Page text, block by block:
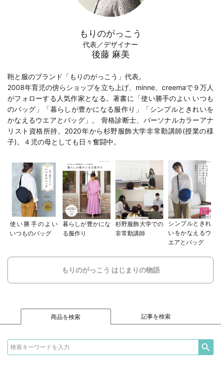
もりのがっこう
代表／デザイナー
後藤 麻美
鞄と服のブランド「もりのがっこう」代表。
2008年育児の傍らショップを立ち上げ、minne、creemaで９万人
がフォローする人気作家となる。著書に「使い勝手のよい いつも
のバッグ 」「暮らしが豊かになる服作り 」「シンプルときれいを
かなえるウエアとバッグ 」。 骨格診断士、パーソナルカラーアナ
リスト資格所持。2020年から杉野服飾大学非常勤講師(授業の様
子)。４児の母としても日々奮闘中。
使い勝手のよい
いつものバッグ
暮らしが豊かにな
る服作り
杉野服飾大学での
非常勤講師
シンプルときれ
いをかなえるウ
エアとバッグ
もりのがっこう はじまりの物語
商品を検索 記事を検索